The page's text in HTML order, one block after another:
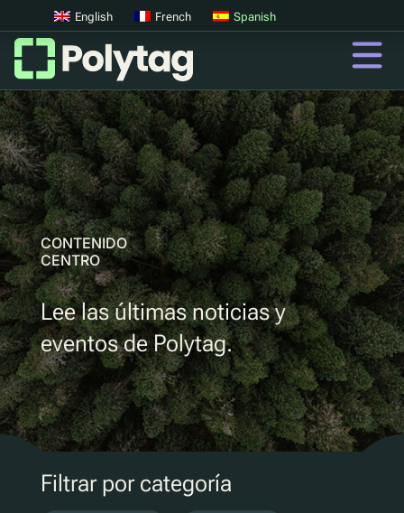
Códigos QR
Códigos QR avanzados
Etiquetas UV
Clasificación UV
QR
Pasaportes digitales de productos
Sistemas digitales de devolución de depósitos
Autenticación de productos
Marketing D2C
QR Reutilizar y rellenar
Ecotrace
English French Spanish
CONTENIDO
CENTRO
Lee las últimas noticias y
eventos de Polytag.
Filtrar por categoría